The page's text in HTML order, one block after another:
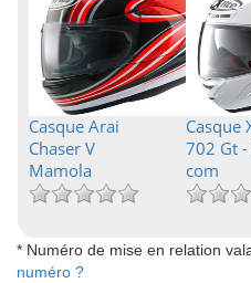
Casque Arai
Chaser V
Mamola
Casque
702 Gt
com
* Numéro de mise en relation
numéro ?